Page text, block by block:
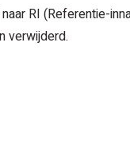
RI (Referentie-
verwijderd.